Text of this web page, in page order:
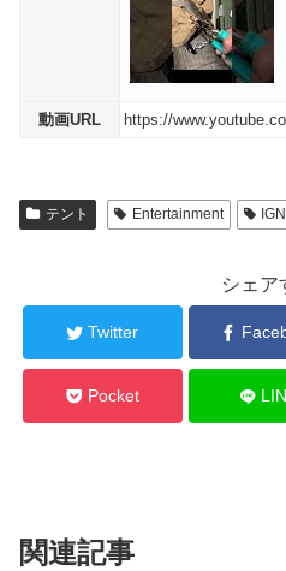
動画URL https://
テント Entertainment
シェア
Twitter
Pocket
関連記事